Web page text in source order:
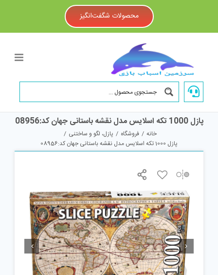
محصولات شگفت‌انگیز
پازل 1000 تکه اسلایس مدل نقشه باستانی جهان کد:08956
خانه / فروشگاه / پازل، لگو و ساختنی /
پازل 1000 تکه اسلایس مدل نقشه باستانی جهان کد:08956
 